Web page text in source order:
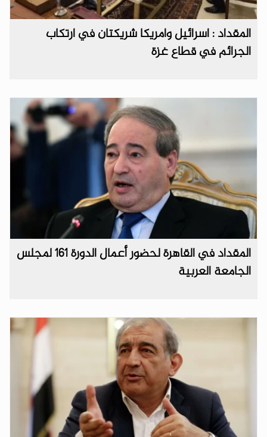
المقداد : اسرائيل وامريكا شريكتان في ارتكاب
الجرائم في قطاع غزة
المقداد في القاهرة لحضور أعمال الدورة 161 لمجلس
الجامعة العربية